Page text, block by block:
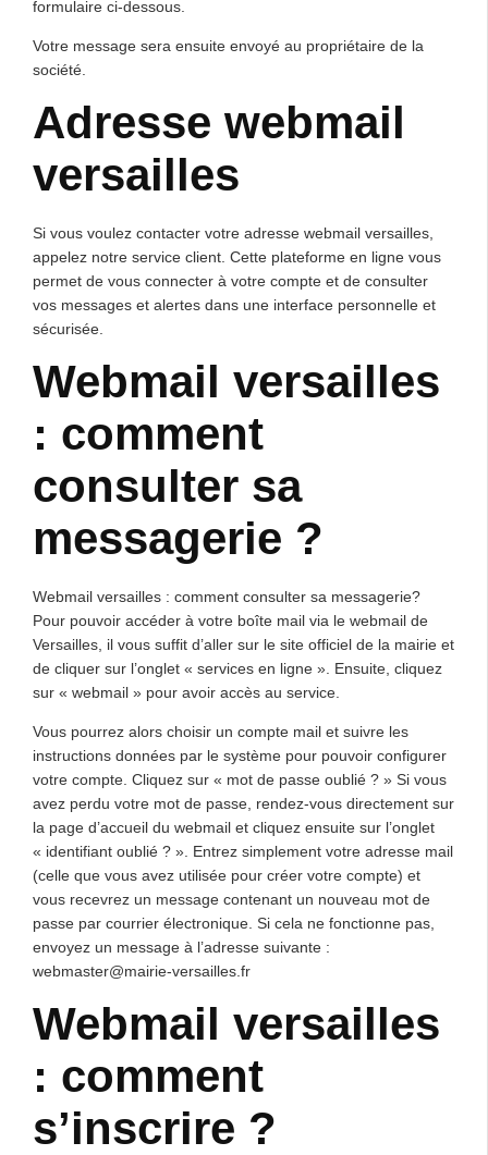
formulaire ci-dessous.
Votre message sera ensuite envoyé au propriétaire de la
société.
Adresse webmail
versailles
Si vous voulez contacter votre adresse webmail versailles,
appelez notre service client. Cette plateforme en ligne vous
permet de vous connecter à votre compte et de consulter
vos messages et alertes dans une interface personnelle et
sécurisée.
Webmail versailles
: comment
consulter sa
messagerie ?
Webmail versailles : comment consulter sa messagerie?
Pour pouvoir accéder à votre boîte mail via le webmail de
Versailles, il vous suffit d’aller sur le site officiel de la mairie et
de cliquer sur l’onglet « services en ligne ». Ensuite, cliquez
sur « webmail » pour avoir accès au service.
Vous pourrez alors choisir un compte mail et suivre les
instructions données par le système pour pouvoir configurer
votre compte. Cliquez sur « mot de passe oublié ? » Si vous
avez perdu votre mot de passe, rendez-vous directement sur
la page d’accueil du webmail et cliquez ensuite sur l’onglet
« identifiant oublié ? ». Entrez simplement votre adresse mail
(celle que vous avez utilisée pour créer votre compte) et
vous recevrez un message contenant un nouveau mot de
passe par courrier électronique. Si cela ne fonctionne pas,
envoyez un message à l’adresse suivante :
webmaster@mairie-versailles.fr
Webmail versailles
: comment
s’inscrire ?